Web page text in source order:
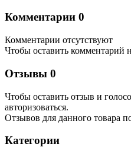
Комментарии 0
Комментарии отсутствуют
Чтобы оставить комментарий
Отзывы 0
Чтобы оcтавить отзыв и
авторизоваться.
Отзывов для данного товара
Категории